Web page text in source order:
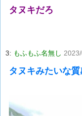
タヌキだろ
3: もふもふ名無し
タヌキみたいな